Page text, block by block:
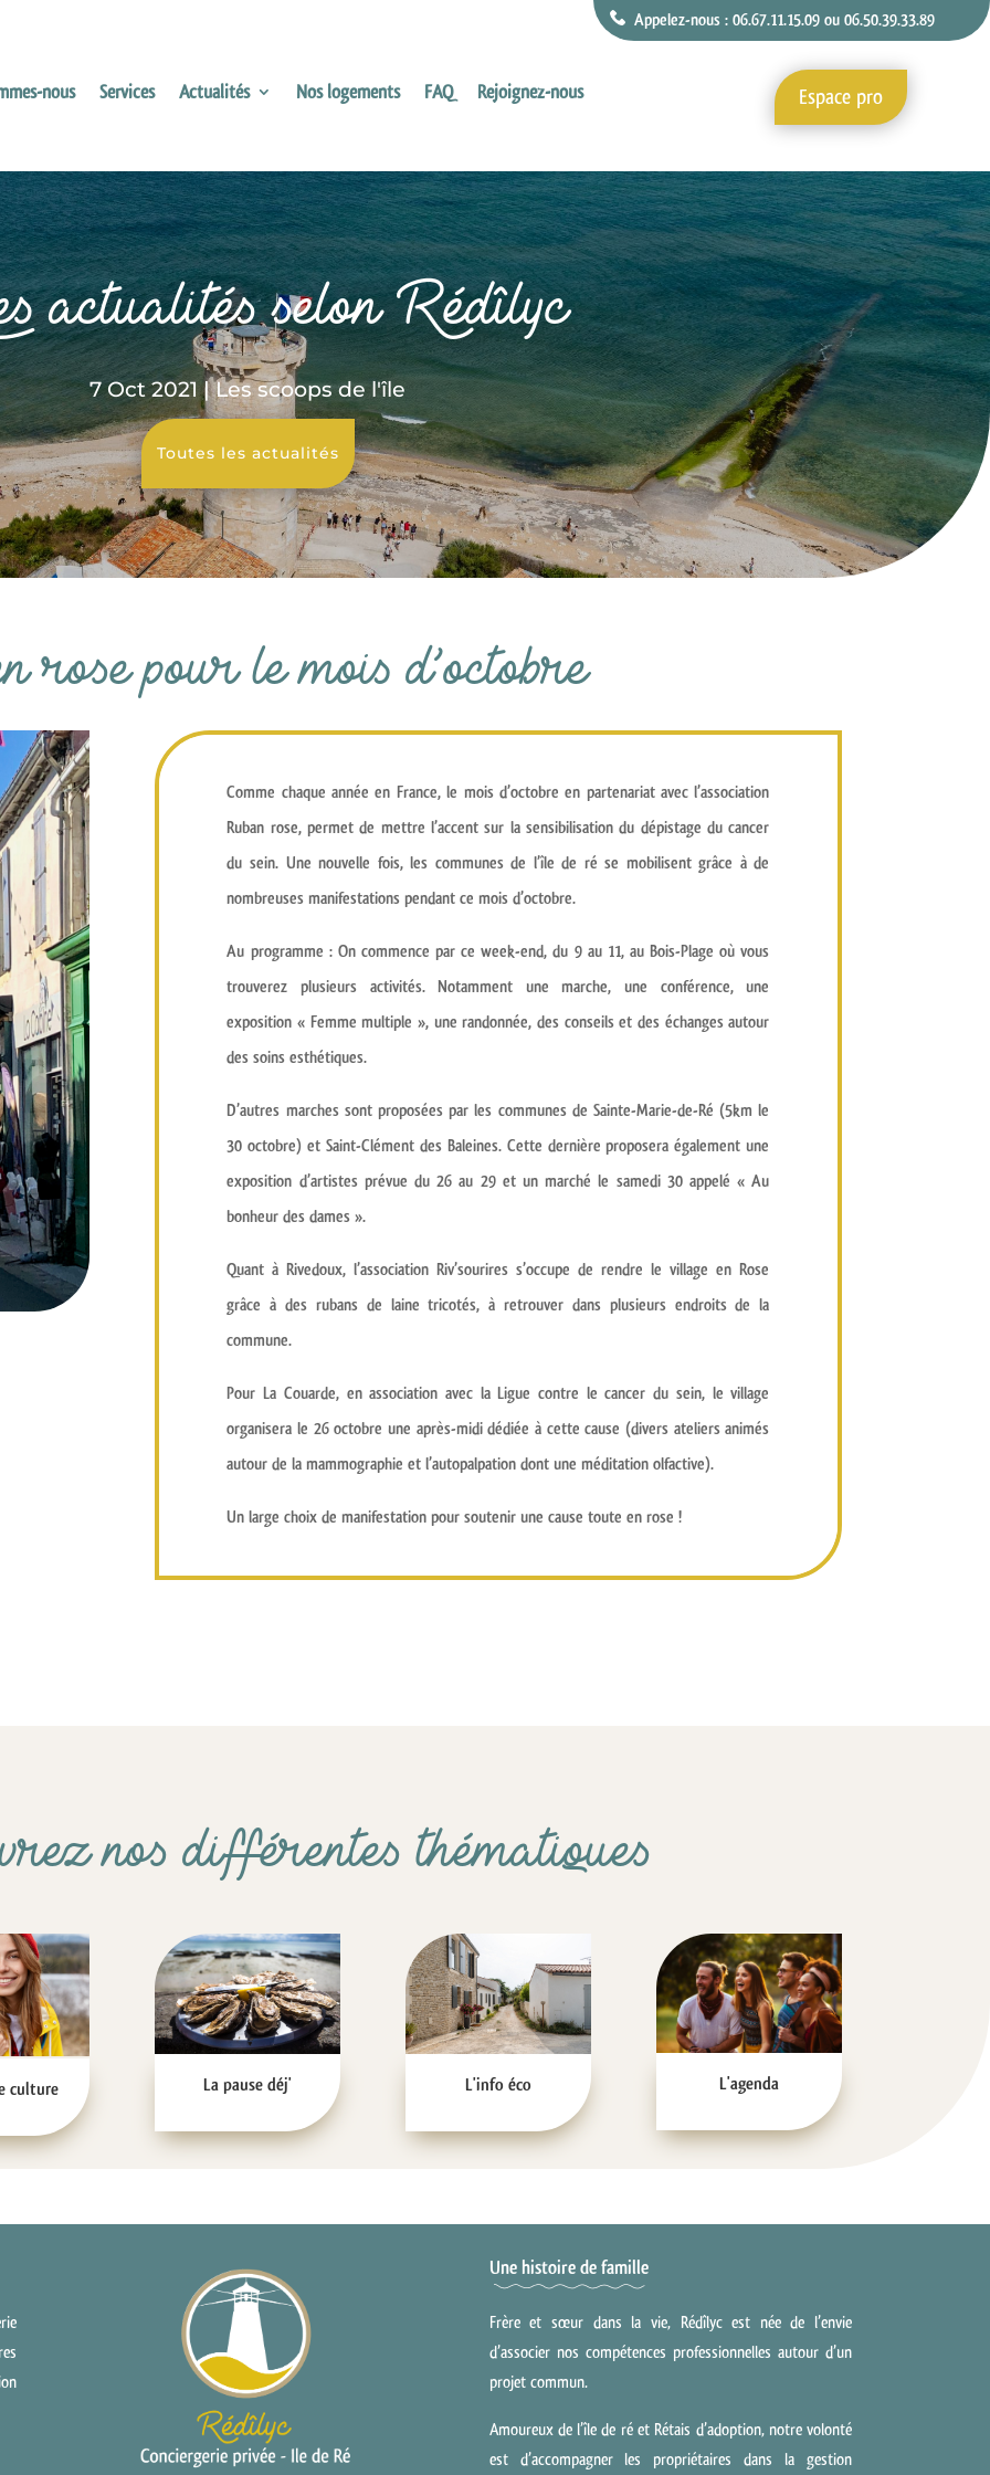
Appelez-nous : 06.67.11.15.09 ou 06.50.39.33.89
nous Services Actualités Nos logements FAQ Rejoignez-nous Espace pro
actualités selon Rédîlyc
7 Oct 2021|Les scoops de l'île
Toutes les actualités
rose pour le mois d’octobre
Comme chaque année en France, le mois d’octobre en partenariat avecl’association
Ruban rose, permet de mettre l’accent sur la sensibilisation du dépistage du cancer
du sein. Une nouvelle fois, les communes de l’île de ré se mobilisentgrâce à de
nombreuses manifestations pendant ce mois d’octobre.
Au programme : On commence par ce week-end, du 9 au 11, au Bois-Plage où vous
trouverezplusieurs activités. Notamment une marche, une conférence, une
exposition « Femme multiple », une randonnée, des conseils et des échanges autour
des soins esthétiques.
D’autres marchessont proposées par les communes de Sainte-Marie-de-Ré (5km le
30 octobre) etSaint-Clément des Baleines. Cette dernière proposera égalementune
exposition d’artistesprévue du 26 au 29 et un marché le samedi 30 appelé« Au
bonheur des dames ».
Quant à Rivedoux,l’association Riv’sourires s’occupe derendre le village en Rose
grâce à des rubans de laine tricotés, à retrouver dans plusieurs endroits de la
commune.
PourLa Couarde, en association avec la Ligue contre le cancer du sein, le village
organisera le 26 octobreune après-midi dédiée à cette cause (divers ateliers animés
autour de la mammographie et l’autopalpation dont une méditation olfactive).
Un large choix de manifestation poursoutenir une cause toute en rose !
nos différentes thématiques
culture La pause déj' L'info éco L'agenda
Une histoire de famille
Frère et sœur dans la vie, Rédîlyc est née de l’envie
d’associer nos compétences professionnelles autour d’un
projet commun.
Amoureux de l’île de ré et Rétais d’adoption, notre volonté
est d’accompagner les propriétaires dans la gestion